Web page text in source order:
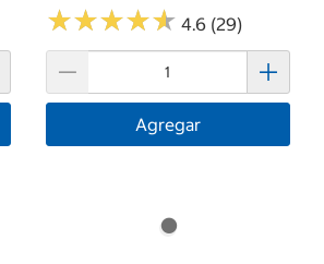
★★★★★
★★★★★ 4.6 (29)
Agregar